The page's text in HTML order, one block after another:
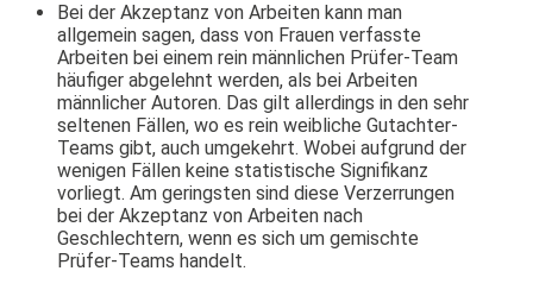
Bei der Akzeptanz von Arbeiten kann man
allgemein sagen, dass von Frauen verfasste
Arbeiten bei einem rein männlichen Prüfer-Team
häufiger abgelehnt werden, als bei Arbeiten
männlicher Autoren. Das gilt allerdings in den sehr
seltenen Fällen, wo es rein weibliche Gutachter-
Teams gibt, auch umgekehrt. Wobei aufgrund der
wenigen Fällen keine statistische Signifikanz
vorliegt. Am geringsten sind diese Verzerrungen
bei der Akzeptanz von Arbeiten nach
Geschlechtern, wenn es sich um gemischte
Prüfer-Teams handelt.